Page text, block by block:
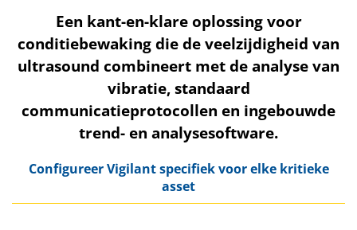
Een kant-en-klare oplossing voor
conditiebewakingdie de veelzijdigheid van
ultrasound combineert met de analyse van
vibratie, standaard
communicatieprotocollen en ingebouwde
trend- en analysesoftware.
Configureer Vigilant specifiek voor elke kritieke
asset